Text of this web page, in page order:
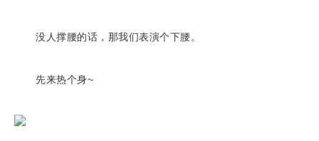
没人撑腰的话，那我们表演个下腰。
先来热个身~